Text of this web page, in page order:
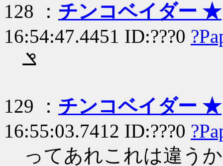
128 ： チンコベイダー ★
16:54:47.4451 ID:???0
129 ： チンコベイダー ★
16:55:03.7412 ID:???0
ってあれこれは違うか